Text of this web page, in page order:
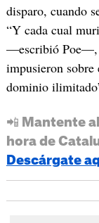
disparo, cuando
“Y cada cual
—escribió Poe—,
impusieron
dominio
📲 Mantente
hora de
Descárgate